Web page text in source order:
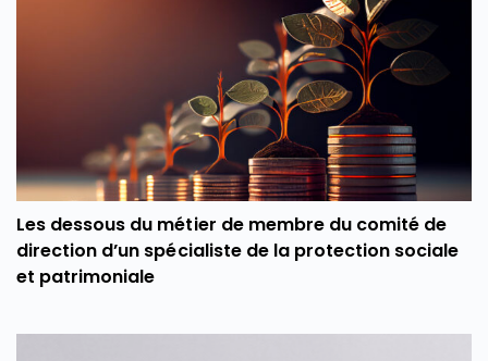
Les dessous du métier de membre du comité de
direction d’un spécialiste de la protection sociale
et patrimoniale